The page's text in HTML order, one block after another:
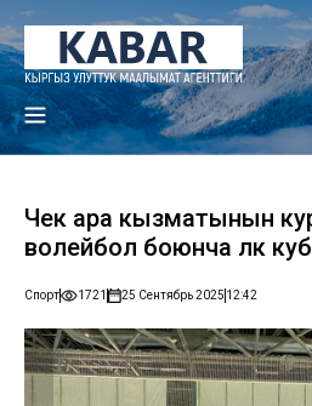
Чек ара кызматынын
волейбол боюнча өлкө
Спорт 1721 25 Сентябрь 2025 12:42